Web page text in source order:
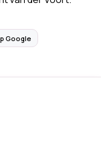
Google